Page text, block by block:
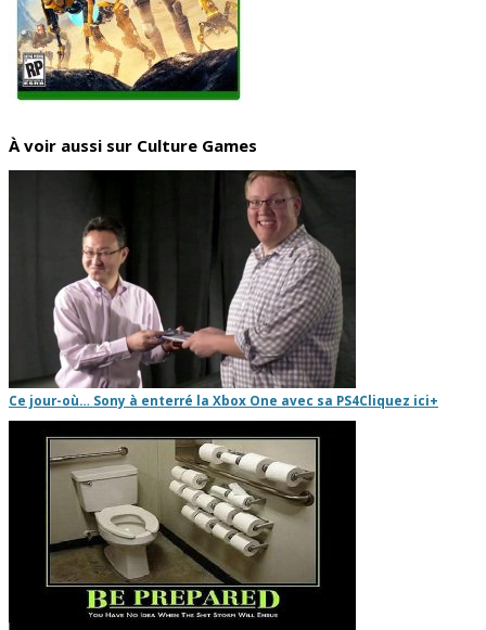
À voir aussi sur Culture Games
Ce jour-où… Sony à enterré la Xbox One avec sa PS4Cliquez ici+